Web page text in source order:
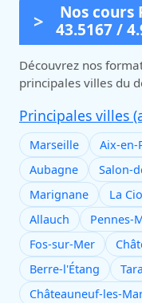
Nos cours
43.5167 /
Découvrez nos
principales villes du
Principales villes
Marseille Aix-en-
Aubagne
Salon-
Marignane
La
Allauch
Pennes-
Fos-sur-Mer
Berre-l'Étang
Châteauneuf-les-